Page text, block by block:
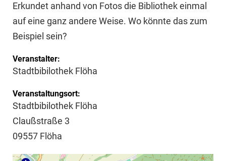
Erkundet anhand von Fotos die Bibliothek einmal
auf eine ganz andere Weise. Wo könnte das zum
Beispiel sein?
Veranstalter:
Stadtbibilothek Flöha
Veranstaltungsort:
Stadtbibilothek Flöha
Claußstraße 3
09557 Flöha